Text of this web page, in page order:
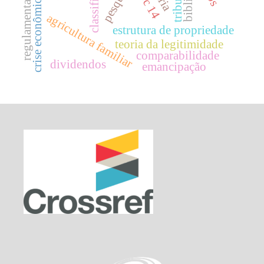
estrutura de propriedade
agricultura familiar
crise econômica
regulamentação teoria da legitimidade
comparabilidade
dividendos emancipação